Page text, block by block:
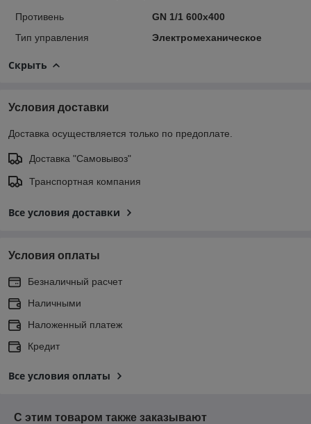
Противень
GN 1/1 600x400
Тип управления
Электромеханическое
Скрыть
Условия доставки
Доставка осуществляется только по предоплате.
Доставка "Самовывоз"
Транспортная компания
Все условия доставки
Условия оплаты
Безналичный расчет
Наличными
Наложенный платеж
Кредит
Все условия оплаты
С этим товаром также заказывают